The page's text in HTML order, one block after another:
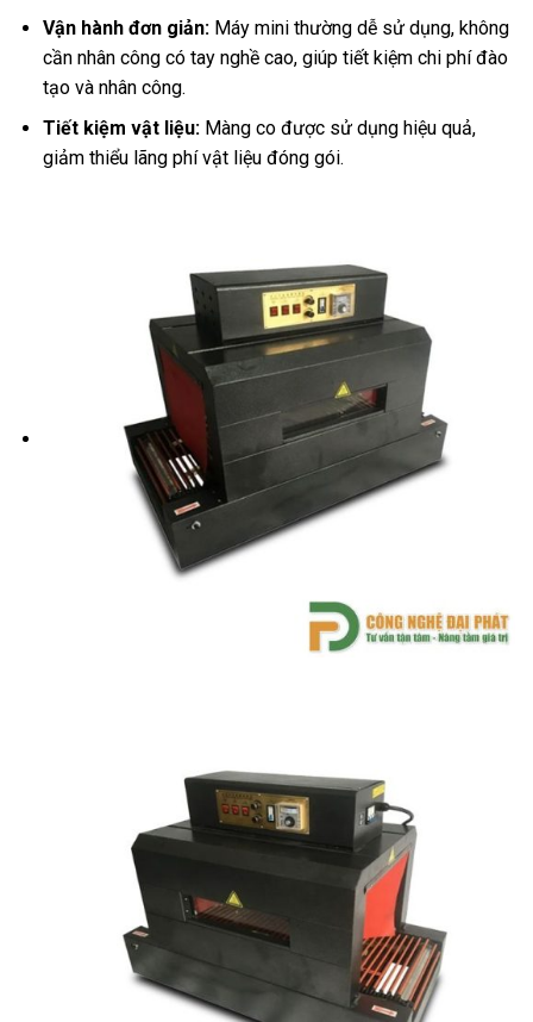
Vận hành đơn giản:Máy mini thường dễ sử dụng, không
cần nhân công có tay nghề cao, giúp tiết kiệm chi phí đào
tạo và nhân công.
Tiết kiệm vật liệu:Màng co được sử dụng hiệu quả,
giảm thiểu lãng phí vật liệu đóng gói.